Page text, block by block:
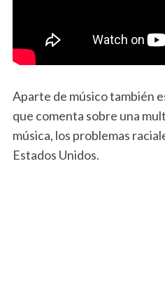
Aparte de músico también
que comenta sobre una
música, los problemas
Estados Unidos.